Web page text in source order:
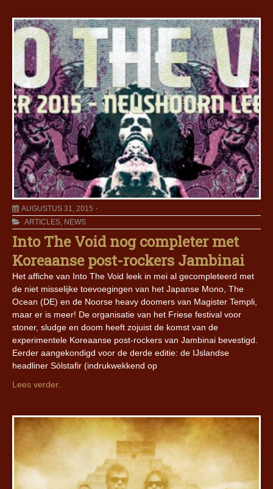
AUGUSTUS 31, 2015
ARTICLES NEWS
Into The Void nog completer met
Koreaanse post-rockers Jambinai
Het affiche van Into The Void leek in mei al gecompleteerd met
de niet misselijke toevoegingen van het Japanse Mono, The
Ocean (DE) en de Noorse heavy doomers van Magister Templi,
maar er is meer! De organisatie van het Friese festival voor
stoner, sludge en doom heeft zojuist de komst van de
experimentele Koreaanse post-rockers van Jambinai bevestigd.
Eerder aangekondigd voor de derde editie: de IJslandse
headliner Sólstafir (indrukwekkend op
Lees verder..